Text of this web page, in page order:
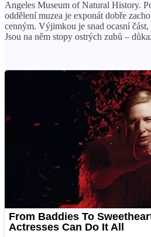
Angeles Museum of Natural History.
oddělení muzea je exponát dobře
cenným. Výjimkou je snad ocasní část,
Jsou na něm stopy ostrých zubů –